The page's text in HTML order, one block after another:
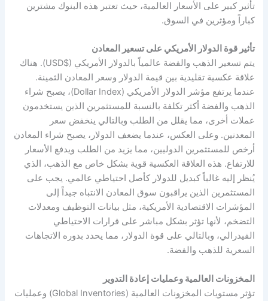
تأثير كبير على الأسعار العالمية، حيث تعتبر هذه البنوك مشترين
كباراً ومؤثرين في السوق.
تأثير قوة الدولار الأمريكي على تسعير المعادن
يتم تسعير الذهب والفضة عالمياً بالدولار الأمريكي ($USD). هناك
علاقة عكسية تقليدية بين قيمة الدولار وسعر المعادن الثمينة.
عندما يرتفع مؤشر الدولار الأمريكي (Dollar Index)، يصبح شراء
الذهب والفضة أكثر تكلفة بالنسبة للمستثمرين الذين يستخدمون
عملات أخرى، مما يقلل من الطلب وبالتالي ينخفض سعر
المعدنين. وعلى العكس، عندما يضعف الدولار، يصبح شراء المعادن
أرخص للمستثمرين الدوليين، مما يزيد من الطلب ويدفع الأسعار
للارتفاع. هذه العلاقة العكسية قوية بشكل خاص مع الذهب، الذي
يُنظر إليه غالباً كبديل للدولار كأصل احتياطي عالمي. يجب على
المستثمرين الذين يراقبون سوق المعادن الانتباه جيداً إلى
المؤشرات الاقتصادية الأمريكية، مثل بيانات التوظيف ومعدلات
التضخم، لأنها تؤثر بشكل مباشر على قرارات الاحتياطي
الفيدرالي، وبالتالي على قوة الدولار، مما يحدد بدوره الاتجاهات
السعرية للذهب والفضة.
المخزونات العالمية وعمليات إعادة التدوير
تؤثر مستويات المخزونات العالمية (Global Inventories) وعمليات